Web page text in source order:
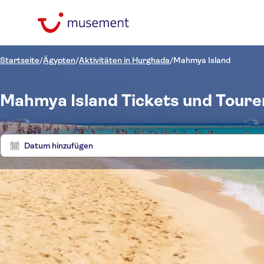
Startseite/Ägypten/Aktivitäten in Hurghada/Mahmya Island
Mahmya Island Tickets und
Datum hinzufügen
Preis (pro Person)
Min. € Max. €
Hoteltransfer
NO-PICKUP
Ticketoptionen
Geführte Tour
Lokales Flair
Kategorien
Aktivitäten
Sprache